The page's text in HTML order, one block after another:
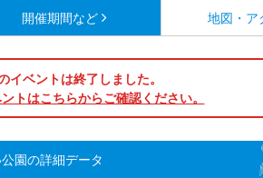
開催期間など 地図・ア
イベントは終了しました。
トはこちらからご確認ください。
園の詳細データ